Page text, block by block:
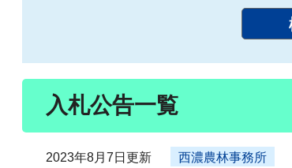
入札公告一覧
2023年8月7日更新 西濃農林事務所